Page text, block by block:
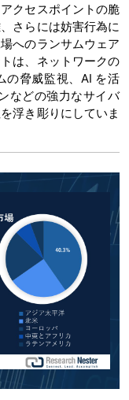
クセスポイントの脆
さらには妨害行為に
へのランサムウェア
は、ネットワークの
の脅威監視、AI を活
などの強力なサイバ
浮き彫りにしていま